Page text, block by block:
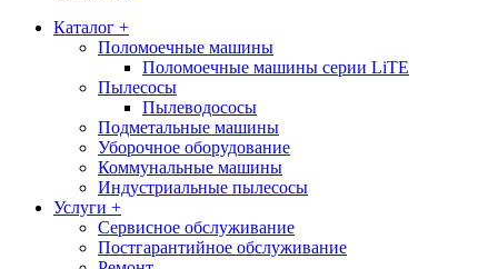
Каталог +
Поломоечные машины
Поломоечные машины серии LiTE
Пылесосы
Пылеводососы
Подметальные машины
Уборочное оборудование
Коммунальные машины
Индустриальные пылесосы
Услуги +
Сервисное обслуживание
Постгарантийное обслуживание